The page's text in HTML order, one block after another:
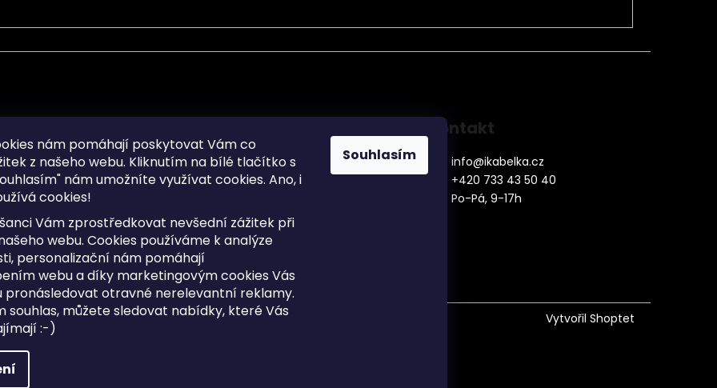
nám pomáhají poskytovat Vám co
z našeho webu. Kliknutím na bílé tlačítko s
nám umožníte využívat cookies. Ano, i
cookies!
Vám zprostředkovat nevšední zážitek při
webu. Cookies používáme k analýze
personalizační nám pomáhají
webu a díky marketingovým cookies Vás
pronásledovat otravné nerelevantní reklamy.
souhlas, můžete sledovat nabídky, které Vás
:-)
Souhlasím
osobních údajů
dotazy
cookies
Sitemap
Doprava a Platba
Postup vrácení zboží ve 30 denní
lhůtě
Obchodní podmínky
Kontakt
info@ikabelka.cz
+420 733 43 50 40
Po-Pá, 9-17h
Vytvořil Shoptet
Upravit nastavení cookies